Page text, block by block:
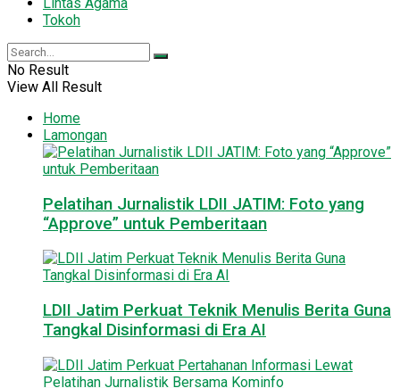
Tokoh
No Result
View All Result
Home
Lamongan
Pelatihan Jurnalistik LDII JATIM: Foto yang
“Approve” untuk Pemberitaan
LDII Jatim Perkuat Teknik Menulis Berita Guna
Tangkal Disinformasi di Era AI